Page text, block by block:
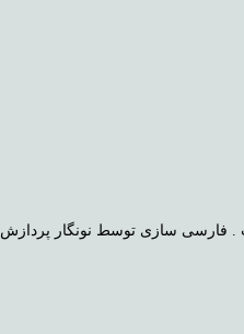
فارسی سازی توسط نونگار پردازش